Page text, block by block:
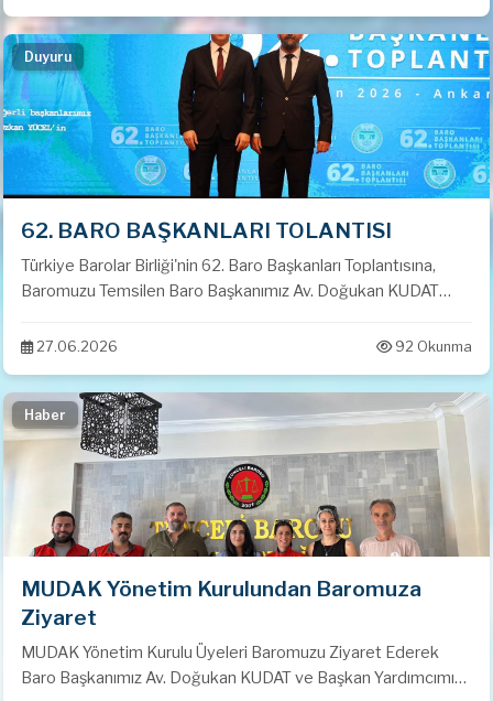
Duyuru
62. BARO BAŞKANLARI TOLANTISI
Türkiye Barolar Birliği'nin 62. Baro Başkanları Toplantısına,
Baromuzu Temsilen Baro Başkanımız Av. Doğukan KUDAT
27.06.2026 92 Okunma
Haber
MUDAK Yönetim Kurulundan Baromuza
Ziyaret
MUDAK Yönetim Kurulu Üyeleri Baromuzu Ziyaret Ederek
Baro Başkanımız Av. Doğukan KUDAT ve Başkan Yardımcımız